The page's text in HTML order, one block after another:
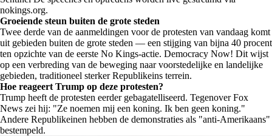
nokings.org.
Groeiende steun buiten de grote steden
Twee derde van de aanmeldingen voor de protesten van vandaag komt
uit gebieden buiten de grote steden — een stijging van bijna 40 procent
ten opzichte van de eerste No Kings-actie. Democracy Now! Dit wijst
op een verbreding van de beweging naar voorstedelijke en landelijke
gebieden, traditioneel sterker Republikeins terrein.
Hoe reageert Trump op deze protesten?
Trump heeft de protesten eerder gebagatelliseerd. Tegenover Fox
News zei hij: "Ze noemen mij een koning. Ik ben geen koning."
Andere Republikeinen hebben de demonstraties als "anti-Amerikaans"
bestempeld.